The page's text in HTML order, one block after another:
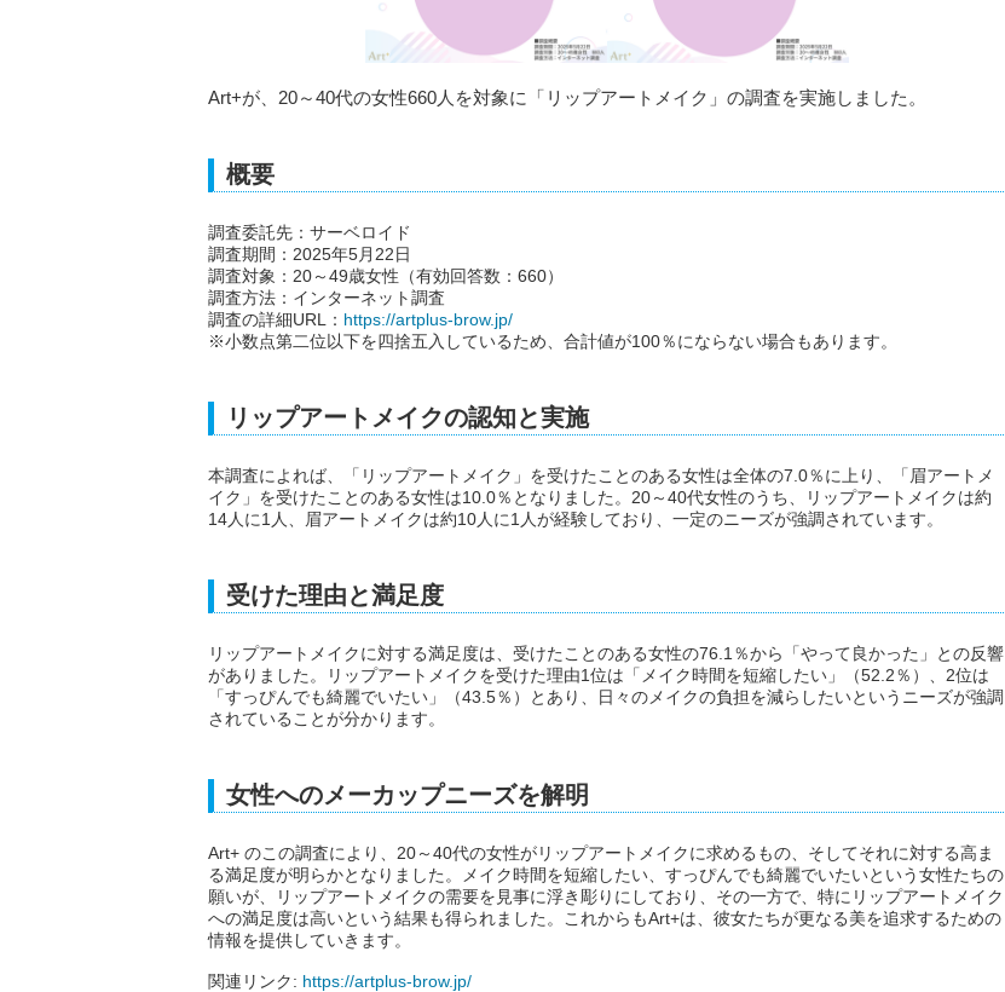
Art+が、20～40代の女性660人を対象に「リップアートメイク」の調査を実施しました。
概要
調査委託先：サーベロイド
調査期間：2025年5月22日
調査対象：20～49歳女性（有効回答数：660）
調査方法：インターネット調査
調査の詳細URL： https://artplus-brow.jp/
※小数点第二位以下を四捨五入しているため、合計値が100％にならない場合もあります。
リップアートメイクの認知と実施
本調査によれば、「リップアートメイク」を受けたことのある女性は全体の7.0％に上り、「眉アートメ
イク」を受けたことのある女性は10.0％となりました。20～40代女性のうち、リップアートメイクは約
14人に1人、眉アートメイクは約10人に1人が経験しており、一定のニーズが強調されています。
受けた理由と満足度
リップアートメイクに対する満足度は、受けたことのある女性の76.1％から「やって良かった」との反響
がありました。リップアートメイクを受けた理由1位は「メイク時間を短縮したい」（52.2％）、2位は
「すっぴんでも綺麗でいたい」（43.5％）とあり、日々のメイクの負担を減らしたいというニーズが強調
されていることが分かります。
女性へのメーカップニーズを解明
Art+ のこの調査により、20～40代の女性がリップアートメイクに求めるもの、そしてそれに対する高ま
る満足度が明らかとなりました。メイク時間を短縮したい、すっぴんでも綺麗でいたいという女性たちの
願いが、リップアートメイクの需要を見事に浮き彫りにしており、その一方で、特にリップアートメイク
への満足度は高いという結果も得られました。これからもArt+は、彼女たちが更なる美を追求するための
情報を提供していきます。
関連リンク: https://artplus-brow.jp/